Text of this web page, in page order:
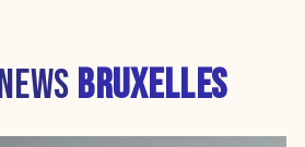
BRUXELLES